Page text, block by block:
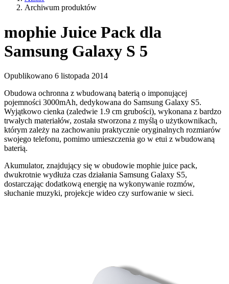
LinkedIn
Facebooku
Archiwum produktów
mophie Juice Pack dla
Samsung Galaxy S 5
Opublikowano 6 listopada 2014
Obudowa ochronna z wbudowaną baterią o imponującej
pojemności 3000mAh, dedykowana do Samsung Galaxy S5.
Wyjątkowo cienka (zaledwie 1.9 cm grubości), wykonana z bardzo
trwałych materiałów, została stworzona z myślą o użytkownikach,
którym zależy na zachowaniu praktycznie oryginalnych rozmiarów
swojego telefonu, pomimo umieszczenia go w etui z wbudowaną
baterią.
Akumulator, znajdujący się w obudowie mophie juice pack,
dwukrotnie wydłuża czas działania Samsung Galaxy S5,
dostarczając dodatkową energię na wykonywanie rozmów,
słuchanie muzyki, projekcje wideo czy surfowanie w sieci.